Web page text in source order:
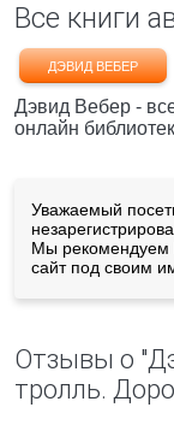
Все книги
ДЭВИД ВЕБЕР
Дэвид Вебер -
онлайн
Уважаемый
Мы рекомендуем
сайт под своим
Отзывы о
тролль.